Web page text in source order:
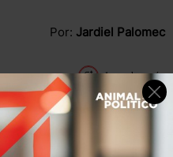
Por: Jardiel Palomec
Leer después